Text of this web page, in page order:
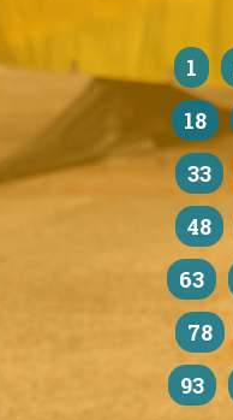
1
18
33
48
63
78
93